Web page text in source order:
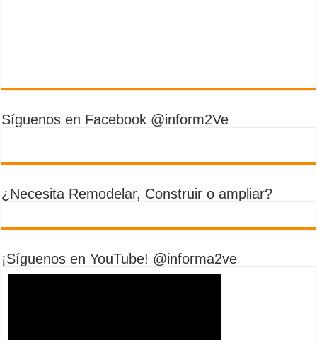
Síguenos en Facebook @inform2Ve
¿Necesita Remodelar, Construir o ampliar?
¡Síguenos en YouTube! @informa2ve